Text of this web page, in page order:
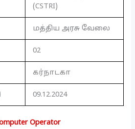
(CSTRI)
மத்திய அரசு வேலை
02
கர்நாடகா
09.12.2024
Operator